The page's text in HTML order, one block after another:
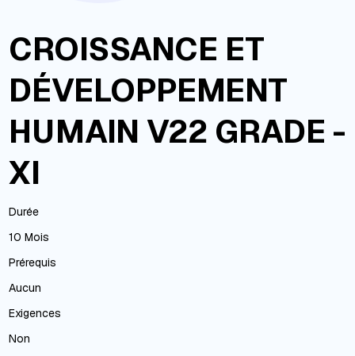
CROISSANCE ET
DÉVELOPPEMENT
HUMAIN V22 GRADE -
XI
Durée
10 Mois
Prérequis
Aucun
Exigences
Non